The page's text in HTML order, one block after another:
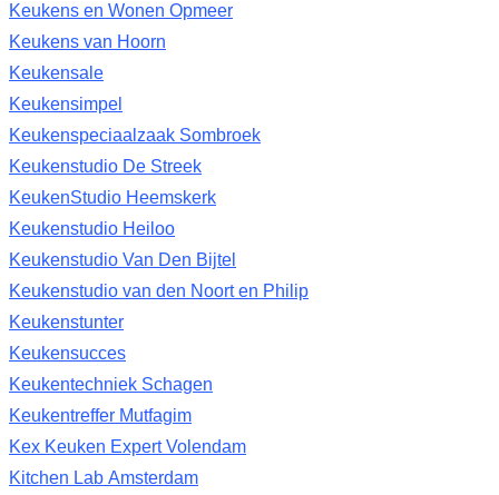
Keukens en Wonen Opmeer
Keukens van Hoorn
Keukensale
Keukensimpel
Keukenspeciaalzaak Sombroek
Keukenstudio De Streek
KeukenStudio Heemskerk
Keukenstudio Heiloo
Keukenstudio Van Den Bijtel
Keukenstudio van den Noort en Philip
Keukenstunter
Keukensucces
Keukentechniek Schagen
Keukentreffer Mutfagim
Kex Keuken Expert Volendam
Kitchen Lab Amsterdam